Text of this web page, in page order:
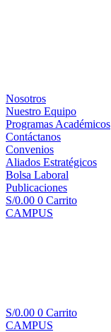
Nosotros
Nuestro Equipo
Programas Académicos
Contáctanos
Convenios
Aliados Estratégicos
Bolsa Laboral
Publicaciones
S/0.00 0 Carrito
CAMPUS
S/0.00 0 Carrito
CAMPUS